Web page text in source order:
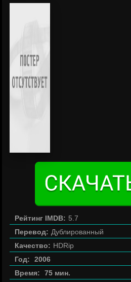
Рейтинг IMDB: 5.7
Перевод: Дублированный
Качество: HDRip
Год:
2006
Время:
75 мин.